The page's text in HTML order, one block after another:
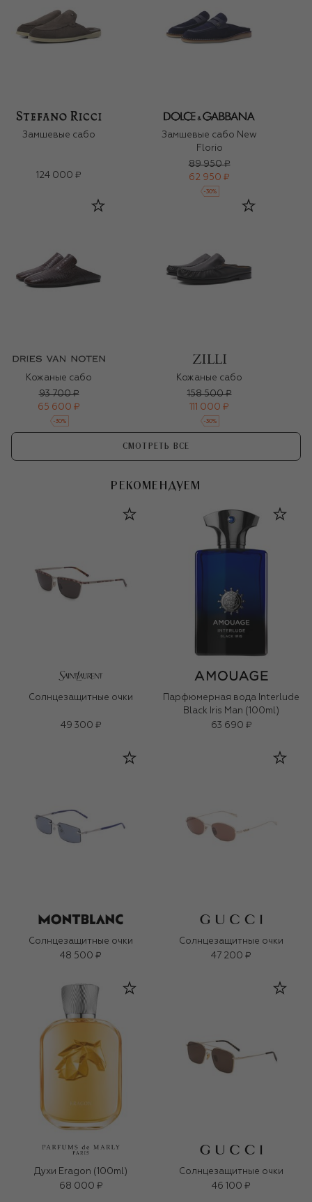
Замшевые сабо
124 000 ₽
Замшевые сабо New
Florio
89 950 ₽
62 950 ₽
-30%
Кожаные сабо
93 700 ₽
65 600 ₽
-30%
Кожаные сабо
158 500 ₽
111 000 ₽
-30%
СМОТРЕТЬ ВСЕ
РЕКОМЕНДУЕМ
Солнцезащитные очки
49 300 ₽
Парфюмерная вода Interlude
Black Iris Man (100ml)
63 690 ₽
Солнцезащитные очки
48 500 ₽
Солнцезащитные очки
47 200 ₽
Духи Eragon (100ml)
68 000 ₽
Солнцезащитные очки
46 100 ₽